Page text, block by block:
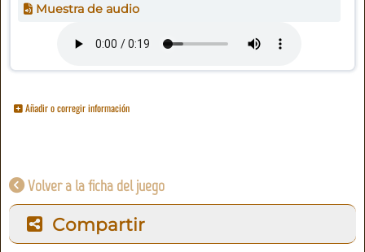
Muestra de audio
Añadir o corregir información
Volver a la ficha del juego
Compartir